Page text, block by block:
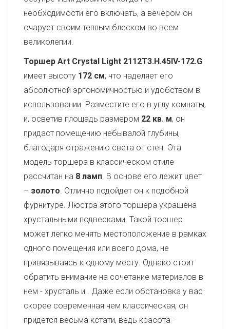
необходимости его включать, а вечером он
очарует своим теплым блеском во всем
великолепии.
Торшер Art Crystal Light 2112T3.H.45IV-172.G
имеет высоту 172 см, что наделяет его
абсолютной эргономичностью и удобством в
использовании. Разместите его в углу комнаты,
и, осветив площадь размером 22 кв. м, он
придаст помещению небывалой глубины,
благодаря отражению света от стен. Эта
модель торшера в классическом стиле
рассчитан на 8 ламп. В основе его лежит цвет
– золото. Отлично подойдет он к подобной
фурнитуре. Люстра этого торшера украшена
хрустальными подвесками. Такой торшер
может легко менять местоположение в рамках
одного помещения или всего дома, не
привязываясь к одному месту. Однако стоит
обратить внимание на сочетание материалов в
нем - хрусталь и . Даже если обстановка у вас
скорее современная чем классическая, он
придется весьма кстати, ведь красота -